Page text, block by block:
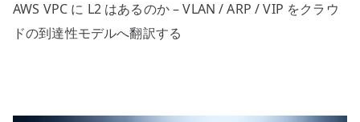
AWS VPC に L2 はあるのか – VLAN / ARP / VIP をクラウ
ドの到達性モデルへ翻訳する